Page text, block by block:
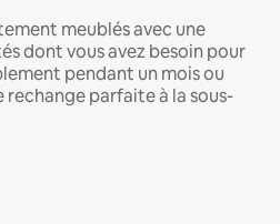
meublés avec une
dont vous avez besoin pour
pendant un mois ou
rechange parfaite à la sous-